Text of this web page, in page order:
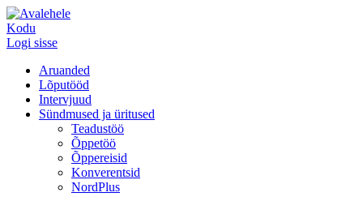
Kodu
Logi sisse
Aruanded
Lõputööd
Intervjuud
Sündmused ja üritused
Teadustöö
Õppetöö
Õppereisid
Konverentsid
NordPlus